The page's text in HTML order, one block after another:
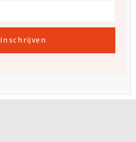
Inschrijven